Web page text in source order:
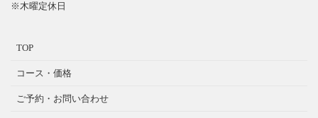
※木曜定休日
TOP
コース・価格
ご予約・お問い合わせ